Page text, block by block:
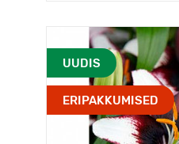
UUDIS
ERIPAKKUMISED